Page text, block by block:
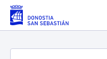
Saltar al contenido principal